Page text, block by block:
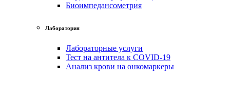
Биоимпедансометрия
Лаборатория
Лабораторные услуги
Тест на антитела к COVID-19
Анализ крови на онкомаркеры